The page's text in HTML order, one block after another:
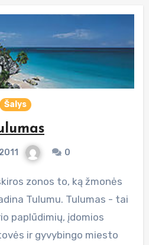
Šalys
0
Tulumu. Tulumas - tai
paplūdimių, įdomios
ir gyvybingo miesto